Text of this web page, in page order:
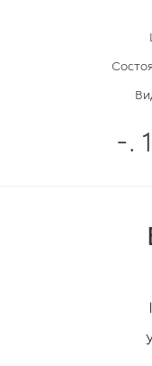
-.